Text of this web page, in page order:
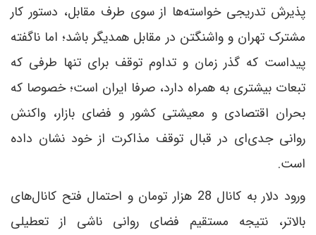
پذیرش تدریجی خواسته‌ها از سوی طرف مقابل، دستور کار
مشترک تهران و واشنگتن در مقابل همدیگر باشد؛ اما ناگفته
پیداست که گذر زمان و تداوم توقف برای تنها طرفی که
تبعات بیشتری به همراه دارد، صرفا ایران است؛ خصوصا که
بحران اقتصادی و معیشتی کشور و فضای بازار، واکنش
روانی جدی‌ای در قبال توقف مذاکرت از خود نشان داده
است.
ورود دلار به کانال 28 هزار تومان و احتمال فتح کانال‌های
بالاتر، نتیجه مستقیم فضای روانی ناشی از تعطیلی